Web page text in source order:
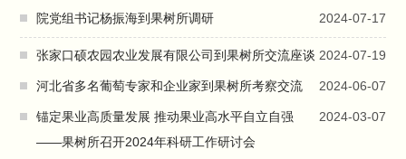
2024-07-17
院党组书记杨振海到果树所调研
2024-07-19
张家口硕农园农业发展有限公司到果树所交流座谈
2024-06-07
河北省多名葡萄专家和企业家到果树所考察交流
2024-03-07
锚定果业高质量发展 推动果业高水平自立自强
——果树所召开2024年科研工作研讨会